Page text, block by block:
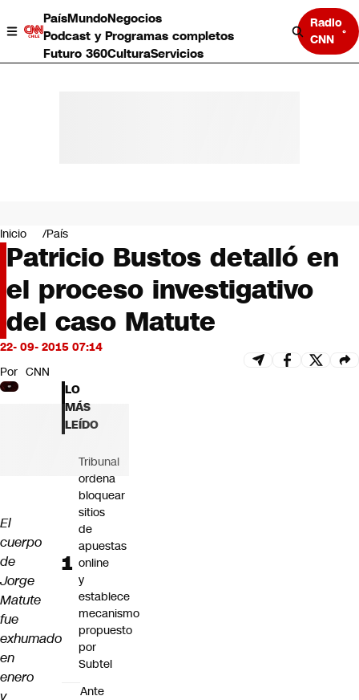
PaísMundoNegocios
Podcast y Programas completos
Futuro 360CulturaServicios
Radio
CNN
Negocios
Deportes
Programas completos
Cultura
Servicios
Bits
CNN tiempo
Futuro 360
Opinión
Inicio País
Patricio Bustos detalló en
el proceso investigativo
del caso Matute
22- 09- 2015 07:14
Por CNN
El
cuerpo
de
Jorge
Matute
fue
exhumado
en
enero
y
LO
MÁS
LEÍDO
Tribunal
ordena
bloquear
sitios
de
apuestas
online
y
establece
mecanismo
propuesto
por
Subtel
Ante